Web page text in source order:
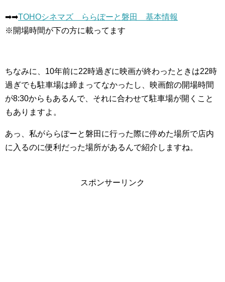
➡︎➡︎TOHOシネマズ ららぽーと磐田 基本情報
※開場時間が下の方に載ってます
ちなみに、10年前に22時過ぎに映画が終わったときは22時
過ぎでも駐車場は締まってなかったし、映画館の開場時間
が8:30からもあるんで、それに合わせて駐車場が開くこと
もありますよ。
あっ、私がららぽーと磐田に行った際に停めた場所で店内
に入るのに便利だった場所があるんで紹介しますね。
スポンサーリンク